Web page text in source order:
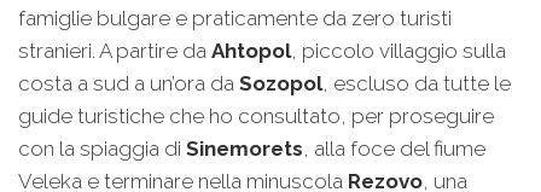
famiglie bulgare e praticamente da zero turisti
stranieri. A partire da Ahtopol, piccolo villaggio sulla
costa a sud a un’ora da Sozopol, escluso da tutte le
guide turistiche che ho consultato, per proseguire
con la spiaggia di Sinemorets, alla foce del fiume
Veleka e terminare nella minuscola Rezovo, una